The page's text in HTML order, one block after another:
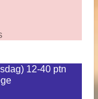
12-40 ptn